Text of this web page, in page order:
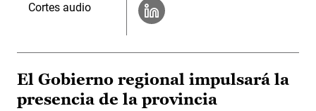
Cortes audio
El Gobierno regional impulsará la
presencia de la provincia